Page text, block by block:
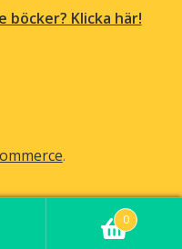
böcker? Klicka här!
.
0